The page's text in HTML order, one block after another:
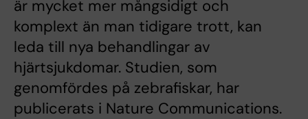
är mycket mer mångsidigt och
komplext än man tidigare trott, kan
leda till nya behandlingar av
hjärtsjukdomar. Studien, som
genomfördes på zebrafiskar, har
publicerats i Nature Communications.